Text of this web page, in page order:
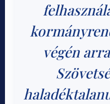
végén